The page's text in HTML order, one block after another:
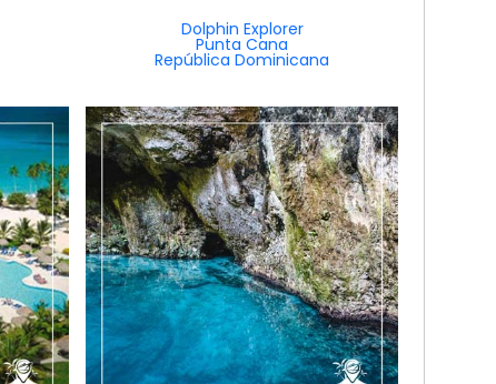
Dolphin Explorer
Punta Cana
República Dominicana